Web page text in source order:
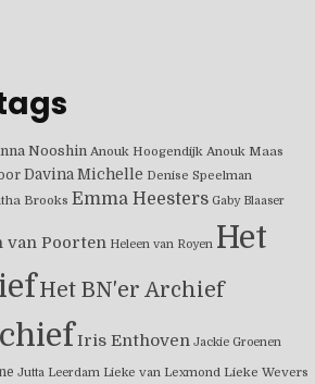
Nooshin Anouk Hoogendijk Anouk Maas
Davina Michelle Denise Speelman
Brooks Emma Heesters Gaby Blaaser
van Poorten Heleen van Royen Het
Het BN'er Archief
Iris Enthoven Jackie Groenen
Jutta Leerdam Lieke van Lexmond Lieke Wevers